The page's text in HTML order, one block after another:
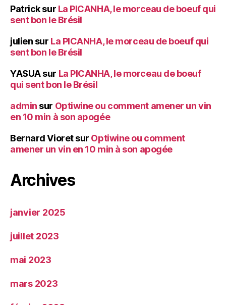
Patricksur La PICANHA, le morceau de boeuf qui
sent bon le Brésil
julien sur La PICANHA, le morceau de boeuf qui
sent bon le Brésil
YASUAsur La PICANHA, le morceau de boeuf
qui sent bon le Brésil
admin sur Optiwine ou comment amener un vin
en 10 min à son apogée
Bernard Vioretsur Optiwine ou comment
amener un vin en 10 min à son apogée
Archives
janvier 2025
juillet 2023
mai 2023
mars 2023